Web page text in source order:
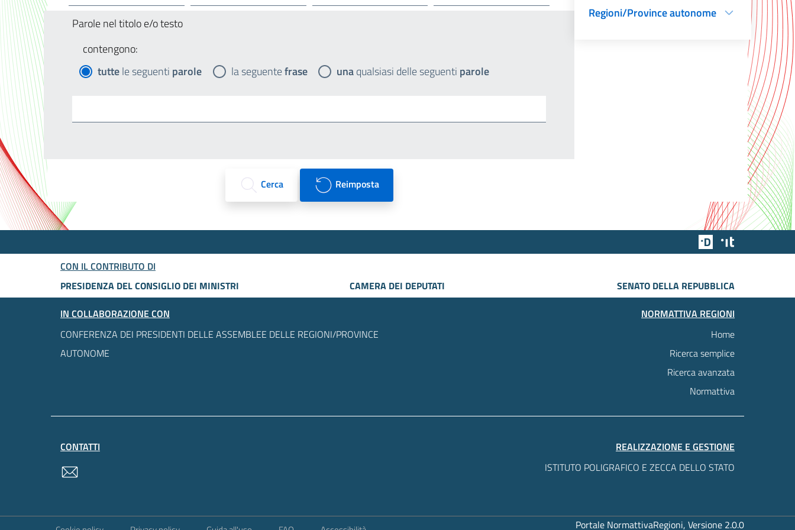
Parole nel titolo e/o testo
contengono:
tuttele seguenti parole la seguentefrase unaqualsiasi delle seguenti parole
Cerca Reimposta
Regioni/Province autonome
Team Digitale
CON IL CONTRIBUTO DI
PRESIDENZA DEL CONSIGLIO DEI MINISTRI
CAMERA DEI DEPUTATI
SENATO DELLA REPUBBLICA
IN COLLABORAZIONE CON
CONFERENZA DEI PRESIDENTI DELLE ASSEMBLEE DELLE REGIONI/PROVINCE
AUTONOME
NORMATTIVA REGIONI
Home
Ricerca semplice
Ricerca avanzata
Normattiva
CONTATTI
REALIZZAZIONE E GESTIONE
ISTITUTO POLIGRAFICO E ZECCA DELLO STATO
Portale NormattivaRegioni, Versione 2.0.0